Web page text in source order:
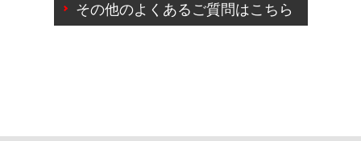
ご来店予約日の3営業日前を過ぎている場合のご予約
の日時変更につきましては、直接ご予約の店舗まで
その他のよくあるご質問はこちら